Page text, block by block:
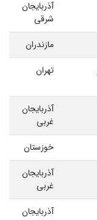
آذربایجان
شرقی
مازندران
تهران
آذربایجان
غربی
خوزستان
آذربایجان
غربی
آذربایجان